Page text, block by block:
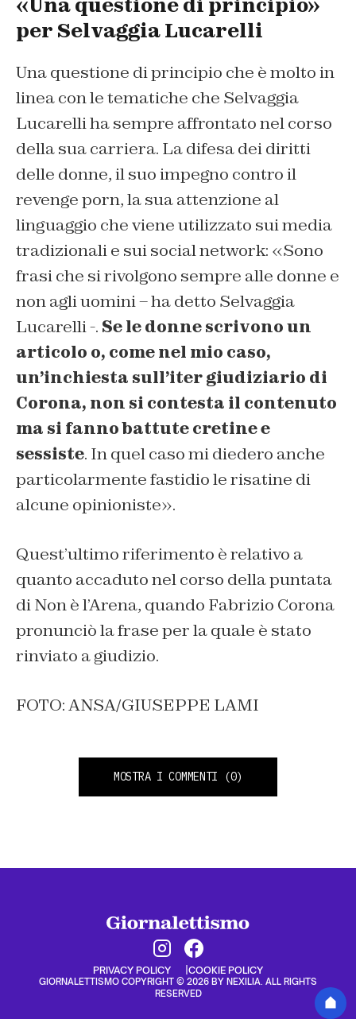
per Selvaggia Lucarelli
Una questione di principio che è molto in
linea con le tematiche che Selvaggia
Lucarelli ha sempre affrontato nel corso
della sua carriera. La difesa dei diritti
delle donne, il suo impegno contro il
revenge porn, la sua attenzione al
linguaggio che viene utilizzato sui media
tradizionali e sui social network: «Sono
frasi che si rivolgono sempre alle donne e
non agli uomini – ha detto Selvaggia
Lucarelli -. Se le donne scrivono un
articolo o, come nel mio caso,
un’inchiesta sull’iter giudiziario di
Corona, non si contesta il contenuto
ma si fanno battute cretine e
sessiste. In quel caso mi diedero anche
particolarmente fastidio le risatine di
alcune opinioniste».
Quest’ultimo riferimento è relativo a
quanto accaduto nel corso della puntata
di Non è l’Arena, quando Fabrizio Corona
pronunciò la frase per la quale è stato
rinviato a giudizio.
FOTO: ANSA/GIUSEPPE LAMI
MOSTRA I COMMENTI (0)
PRIVACY POLICY COOKIE POLICY
GIORNALETTISMO COPYRIGHT © 2026 BY NEXILIA. ALL RIGHTS
RESERVED